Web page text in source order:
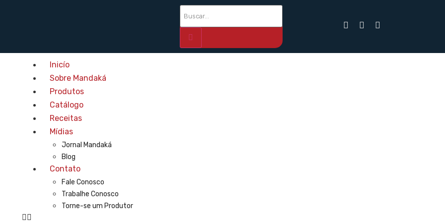
Inicío
Sobre Mandaká
Produtos
Catálogo
Receitas
Mídias
Jornal Mandaká
Blog
Contato
Fale Conosco
Trabalhe Conosco
Torne-se um Produtor